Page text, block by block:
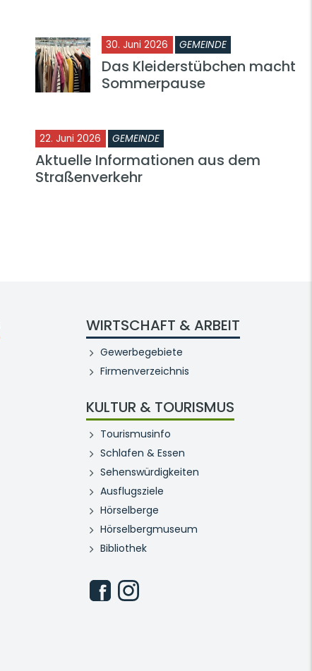
30. Juni 2026 GEMEINDE
Das Kleiderstübchen macht
Sommerpause
22. Juni 2026 GEMEINDE
Aktuelle Informationen aus dem
Straßenverkehr
WIRTSCHAFT & ARBEIT
Gewerbegebiete
Firmenverzeichnis
KULTUR & TOURISMUS
Tourismusinfo
Schlafen & Essen
Sehenswürdigkeiten
Ausflugsziele
Hörselberge
Hörselbergmuseum
Bibliothek